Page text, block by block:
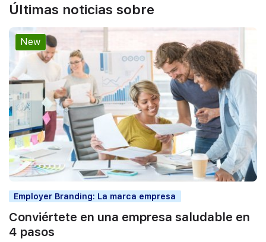
Últimas noticias sobre
New
Employer Branding: La marca empresa
Conviértete en una empresa saludable en
4 pasos